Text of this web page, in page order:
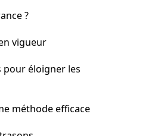
?
vigueur
pour éloigner les
méthode efficace